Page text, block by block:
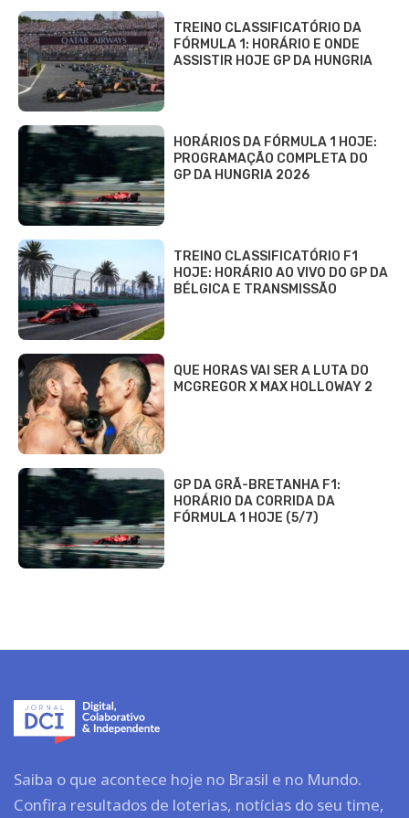
TREINO CLASSIFICATÓRIO DA
FÓRMULA 1: HORÁRIO E ONDE
ASSISTIR HOJE GP DA HUNGRIA
HORÁRIOS DA FÓRMULA 1 HOJE:
PROGRAMAÇÃO COMPLETA DO
GP DA HUNGRIA 2026
TREINO CLASSIFICATÓRIO F1
HOJE: HORÁRIO AO VIVO DO GP DA
BÉLGICA E TRANSMISSÃO
QUE HORAS VAI SER A LUTA DO
MCGREGOR X MAX HOLLOWAY 2
GP DA GRÃ-BRETANHA F1:
HORÁRIO DA CORRIDA DA
FÓRMULA 1 HOJE (5/7)
Saiba o que acontece hoje no Brasil e no Mundo.
Confira resultados de loterias, notícias do seu time,